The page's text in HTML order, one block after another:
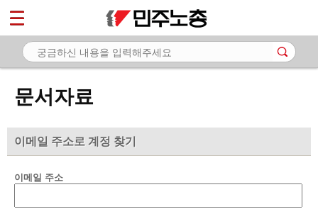
문서자료
이메일 주소로 계정 찾기
이메일 주소
마이페이지
소개
노동상담
자료